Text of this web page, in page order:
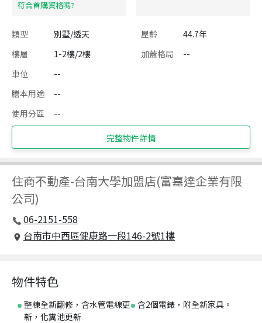
​符合首購資格嗎?
類型 別墅/透天 屋齡
44.7年
樓層
1-2樓/2樓 加蓋格局
--
車位
--
謄本用途
--
使用分區
--
完整物件詳情
住商不動產-台南大學加盟店(富嘉達企業有限
公司)
06-2151-558
台南市中西區健康路一段146-2號1樓
物件特色
整棟全新翻修，含水管電線更
新，化糞池更新
含2個電錶，附全新家具。